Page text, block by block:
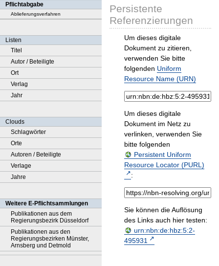
Pflichtabgabe
Ablieferungsverfahren
Listen
Titel
Autor / Beteiligte
Ort
Verlag
Jahr
Clouds
Schlagwörter
Orte
Autoren / Beteiligte
Verlage
Jahre
Weitere E-Pflichtsammlungen
Publikationen aus dem
Regierungsbezirk Düsseldorf
Publikationen aus den
Regierungsbezirken Münster,
Arnsberg und Detmold
Persistente
Referenzierungen
Um dieses digitale
Dokument zu zitieren,
verwenden Sie bitte
folgenden Uniform
Resource Name (URN)
Um dieses digitale
Dokument im Netz zu
verlinken, verwenden Sie
bitte folgenden
Persistent Uniform
Resource Locator (PURL)
:
Sie können die Auflösung
des Links auch hier testen:
urn:nbn:de:hbz:5:2-
495931